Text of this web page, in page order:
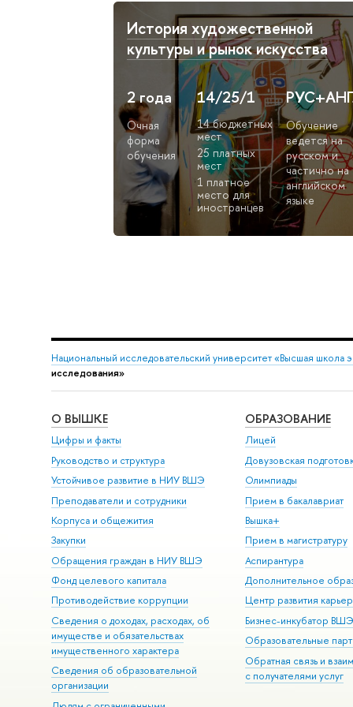
История художественной
культуры и рынок искусства
2 года
Очная
форма
обучения
14/25/1
14 бюджетных
мест
25 платных
мест
1 платное
место для
иностранцев
Обучение
ведется на
русском и
частично на
английском
языке
Национальный исследовательский университет «Высшая школа
исследования»
О ВЫШКЕ
Цифры и факты
Руководство и структура
Устойчивое развитие в НИУ ВШЭ
Преподаватели и сотрудники
Корпуса и общежития
Закупки
Обращения граждан в НИУ ВШЭ
Фонд целевого капитала
Противодействие коррупции
Сведения о доходах, расходах, об
имуществе и обязательствах
имущественного характера
Сведения об образовательной
организации
ОБРАЗОВАНИЕ
Лицей
Довузовская
Олимпиады
Прием в бакалавриат
Вышка+
Прием в магистратуру
Аспирантура
Дополнительное
Центр развития
Бизнес-инкубатор
Образовательные
Обратная связь и
с получателями услуг